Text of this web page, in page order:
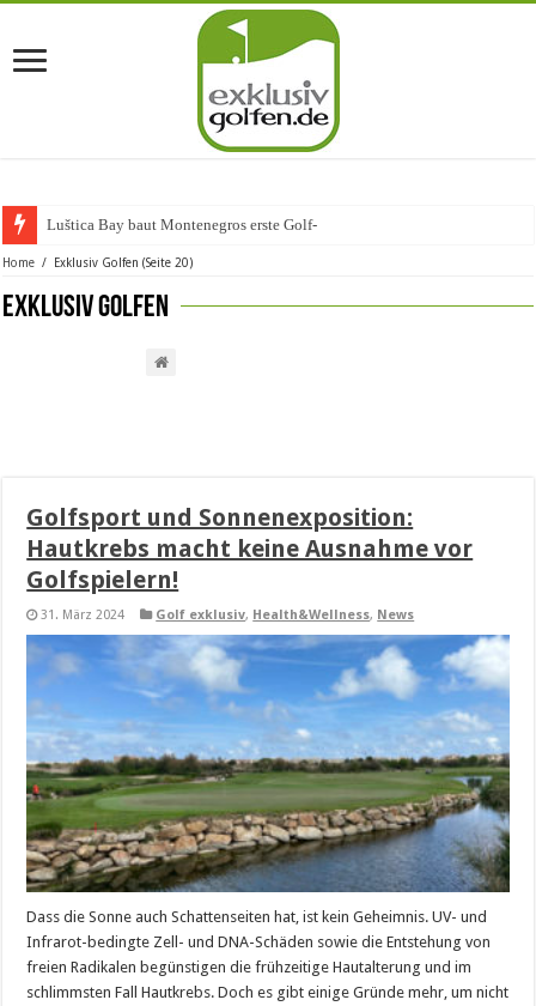
Luštica Bay baut Montenegros erste Golf-Community weiter aus
Home / Exklusiv Golfen (Seite 20)
Exklusiv Golfen
Golfsport und Sonnenexposition:
Hautkrebs macht keine Ausnahme vor
Golfspielern!
31. März 2024 Golf exklusiv, Health&Wellness, News
Dass die Sonne auch Schattenseiten hat, ist kein Geheimnis. UV- und
Infrarot-bedingte Zell- und DNA-Schäden sowie die Entstehung von
freien Radikalen begünstigen die frühzeitige Hautalterung und im
schlimmsten Fall Hautkrebs. Doch es gibt einige Gründe mehr, um nicht